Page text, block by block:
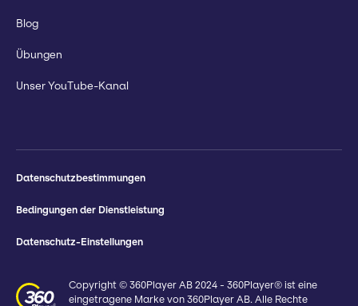
Blog
Übungen
Unser YouTube-Kanal
Datenschutzbestimmungen
Bedingungen der Dienstleistung
Datenschutz-Einstellungen
Copyright © 360Player AB 2024 - 360Player® ist eine
eingetragene Marke von 360Player AB. Alle Rechte